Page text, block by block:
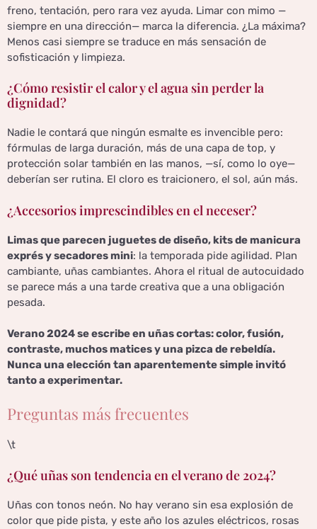
freno, tentación, pero rara vez ayuda. Limar con mimo —
siempre en una dirección— marca la diferencia. ¿La máxima?
Menos casi siempre se traduce en más sensación de
sofisticación y limpieza.
¿Cómo resistir el calor y el agua sin perder la
dignidad?
Nadie le contará que ningún esmalte es invencible pero:
fórmulas de larga duración, más de una capa de top, y
protección solar también en las manos, —sí, como lo oye—
deberían ser rutina. El cloro es traicionero, el sol, aún más.
¿Accesorios imprescindibles en el neceser?
Limas que parecen juguetes de diseño, kits de manicura
exprés y secadores mini: la temporada pide agilidad. Plan
cambiante, uñas cambiantes. Ahora el ritual de autocuidado
se parece más a una tarde creativa que a una obligación
pesada.
Verano 2024 se escribe en uñas cortas: color, fusión,
contraste, muchos matices y una pizca de rebeldía.
Nunca una elección tan aparentemente simple invitó
tanto a experimentar.
Preguntas más frecuentes
\t
¿Qué uñas son tendencia en el verano de 2024?
Uñas con tonos neón. No hay verano sin esa explosión de
color que pide pista, y este año los azules eléctricos, rosas